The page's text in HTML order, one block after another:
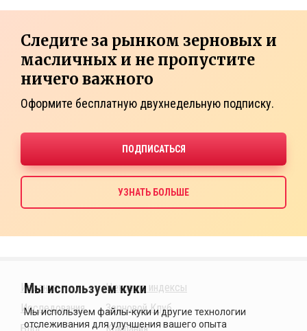
Следите за рынком зерновых и
масличных и не пропустите
ничего важного
Оформите бесплатную двухнедельную подписку.
Издания
Исследования
Ценовые индексы
Зерновой Клуб